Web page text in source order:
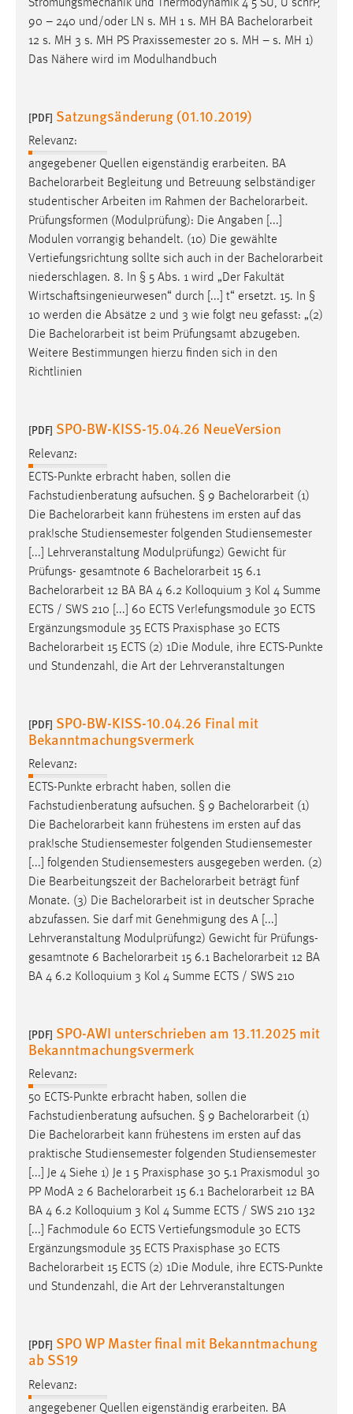
Strömungsmechanik und Thermodynamik 4 5 SU, Ü schrP,
90 – 240 und/oder LN s. MH 1 s. MH BA Bachelorarbeit
12 s. MH 3 s. MH PS Praxissemester 20 s. MH – s. MH 1)
Das Nähere wird im Modulhandbuch
[PDF] Satzungsänderung (01.10.2019)
Relevanz:
angegebener Quellen eigenständig erarbeiten. BA
Bachelorarbeit Begleitung und Betreuung selbständiger
studentischer Arbeiten im Rahmen der Bachelorarbeit.
Prüfungsformen (Modulprüfung): Die Angaben [...]
Modulen vorrangig behandelt. (10) Die gewählte
Vertiefungsrichtung sollte sich auch in der Bachelorarbeit
niederschlagen. 8. In § 5 Abs. 1 wird „Der Fakultät
Wirtschaftsingenieurwesen“ durch [...] t“ ersetzt. 15. In §
10 werden die Absätze 2 und 3 wie folgt neu gefasst: „(2)
Die Bachelorarbeit ist beim Prüfungsamt abzugeben.
Weitere Bestimmungen hierzu finden sich in den
Richtlinien
[PDF] SPO-BW-KISS-15.04.26 NeueVersion
Relevanz:
ECTS-Punkte erbracht haben, sollen die
Fachstudienberatung aufsuchen. § 9 Bachelorarbeit (1)
Die Bachelorarbeit kann frühestens im ersten auf das
prak!sche Studiensemester folgenden Studiensemester
[...] Lehrveranstaltung Modulprüfung2) Gewicht für
Prüfungs- gesamtnote 6 Bachelorarbeit 15 6.1
Bachelorarbeit 12 BA BA 4 6.2 Kolloquium 3 Kol 4 Summe
ECTS / SWS 210 [...] 60 ECTS Ver!efungsmodule 30 ECTS
Ergänzungsmodule 35 ECTS Praxisphase 30 ECTS
Bachelorarbeit 15 ECTS (2) 1Die Module, ihre ECTS-Punkte
und Stundenzahl, die Art der Lehrveranstaltungen
[PDF] SPO-BW-KISS-10.04.26 Final mit
Bekanntmachungsvermerk
Relevanz:
ECTS-Punkte erbracht haben, sollen die
Fachstudienberatung aufsuchen. § 9 Bachelorarbeit (1)
Die Bachelorarbeit kann frühestens im ersten auf das
prak!sche Studiensemester folgenden Studiensemester
[...] folgenden Studiensemesters ausgegeben werden. (2)
Die Bearbeitungszeit der Bachelorarbeit beträgt fünf
Monate. (3) Die Bachelorarbeit ist in deutscher Sprache
abzufassen. Sie darf mit Genehmigung des A [...]
Lehrveranstaltung Modulprüfung2) Gewicht für Prüfungs-
gesamtnote 6 Bachelorarbeit 15 6.1 Bachelorarbeit 12 BA
BA 4 6.2 Kolloquium 3 Kol 4 Summe ECTS / SWS 210
[PDF] SPO-AWI unterschrieben am 13.11.2025 mit
Bekanntmachungsvermerk
Relevanz:
50 ECTS-Punkte erbracht haben, sollen die
Fachstudienberatung aufsuchen. § 9 Bachelorarbeit (1)
Die Bachelorarbeit kann frühestens im ersten auf das
praktische Studiensemester folgenden Studiensemester
[...] Je 4 Siehe 1) Je 1 5 Praxisphase 30 5.1 Praxismodul 30
PP ModA 2 6 Bachelorarbeit 15 6.1 Bachelorarbeit 12 BA
BA 4 6.2 Kolloquium 3 Kol 4 Summe ECTS / SWS 210 132
[...] Fachmodule 60 ECTS Vertiefungsmodule 30 ECTS
Ergänzungsmodule 35 ECTS Praxisphase 30 ECTS
Bachelorarbeit 15 ECTS (2) 1Die Module, ihre ECTS-Punkte
und Stundenzahl, die Art der Lehrveranstaltungen
[PDF] SPO WP Master final mit Bekanntmachung
ab SS19
Relevanz:
angegebener Quellen eigenständig erarbeiten. BA
Performance
Zweck:
Für performante Seitenauslieferung wird in diesem Cookie
gespeichert, ob man eingeloggt ist.
Sprachpräferenz
Name:
site-language-preference
Zweck:
Das Cookie speichert die gewählte Sprache der Website.
Cookie Laufzeit:
30 Tage
Name:
MibewSessionID, MIBEW_UserID, mibew_locale, mibew-
chat-frame-style-5e9dbeb1811c0446
Zweck:
Wird benötigt um die Chatfunktion nutzen zu können.
Cookie Laufzeit:
5e9dbeb1811c0446 = Sitzungslaufzeit, mibew_locale = 3
Jahre, MIBEW_UserID = 1 Jahr
Login
Name:
Zweck:
Dieser Cookie ist notwendig um sich an der Website
Cookie Laufzeit:
24 Stunden
STATISTIK
Statistik Cookies erfassen Informationen anonym.
Diese Informationen helfen uns zu verstehen, wie
unsere Besucher unsere Website nutzen.
Matomo
Zweck:
Cookie Laufzeit:
MARKETING
Marketing Cookies werden von Drittanbietern
verwendet, um personalisierte Werbung anzuzeigen.
Sie tun dies, indem sie Besucher über Websites
hinweg verfolgen.
Google Ads
_gcl_au
Anbieter:
Google Ireland Limited